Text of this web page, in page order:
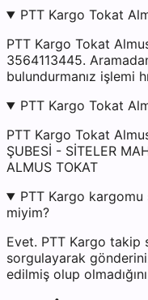
PTT Kargo Tokat
PTT Kargo Tokat
3564113445.
bulundurmanız işlemi
PTT Kargo Tokat
PTT Kargo Tokat
ŞUBESİ - SİTELER
ALMUS TOKAT
PTT Kargo
miyim?
Evet. PTT Kargo takip
sorgulayarak
edilmiş olup